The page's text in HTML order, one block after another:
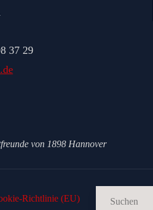
37 29
von 1898 Hannover
Richtlinie (EU)